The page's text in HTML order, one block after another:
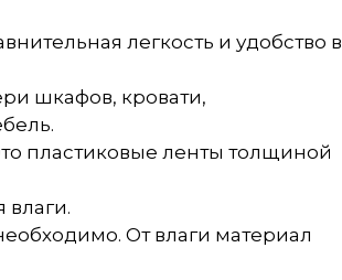
легкость и удобство в
шкафов, кровати,
пластиковые ленты толщиной
От влаги материал